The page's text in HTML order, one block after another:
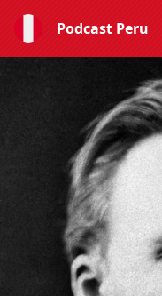
Podcast Peru